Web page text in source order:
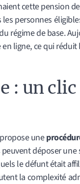
cette pension de
personnes
régime de base.
ligne, ce qui réduit
: un clic
une
déposer
le défunt était
la complexité